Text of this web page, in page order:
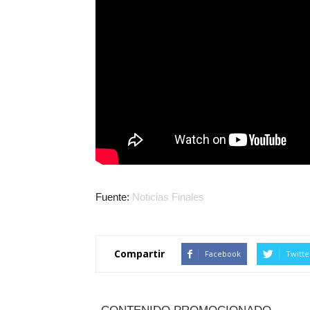
Fuente: Noticias Finales
Compartir Facebook